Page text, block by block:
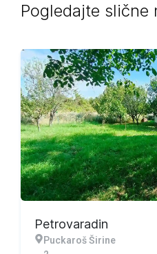
Pogledajte slične
Petrovaradin
Puckaroš Širine